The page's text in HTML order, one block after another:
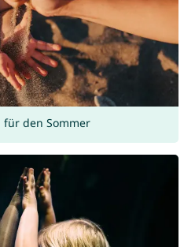
für den Sommer